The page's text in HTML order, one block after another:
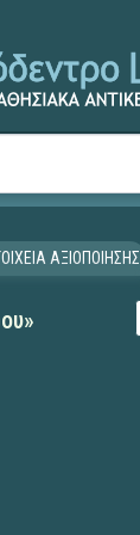
ΑΞΙΟΠΟΙΗΣΗΣ